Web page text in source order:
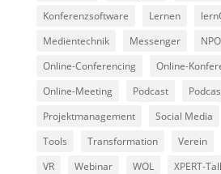
Konferenzsoftware
Lernen
Medientechnik
Messenger
NPO
Online-Conferencing
Online-
Online-Meeting
Podcast
Projektmanagement
Social Media
Tools
Transformation Verein
VR
Webinar WOL XPERT-